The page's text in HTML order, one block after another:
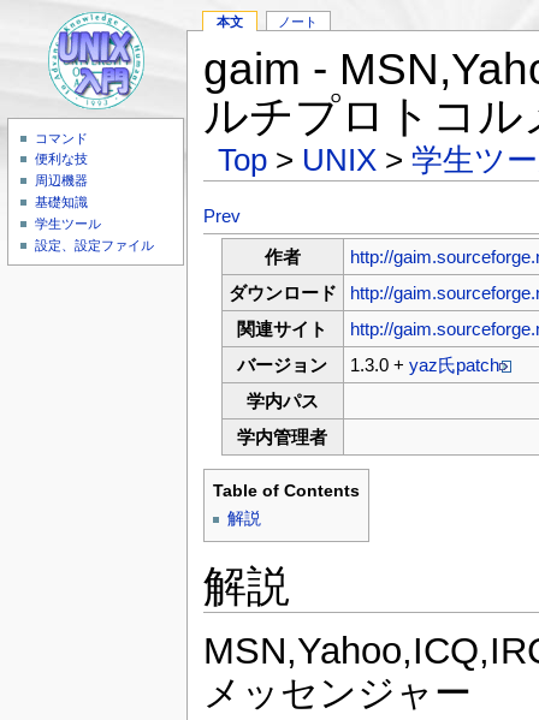
コマンド
便利な技
周辺機器
基礎知識
学生ツール
設定、設定ファイル
本文 ノート
gaim -
ルチプロトコ
Top > UNIX >学生ツ
Prev
作者
http://
ダウンロード
http://
関連サイト
http://
バージョン
1.3.0 + yaz氏patch
学内パス
学内管理者
Table of Contents
解説
解説
メッセンジャー